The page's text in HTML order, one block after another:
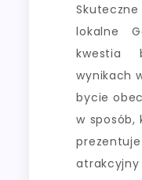
lokalne
kwestia
wynikach
bycie
w sposób,